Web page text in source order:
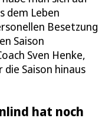
dem Leben
Besetzung
Saison
Sven Henke,
Saison hinaus
hat noch